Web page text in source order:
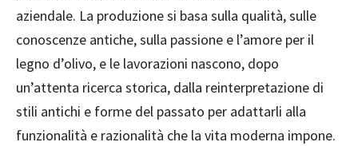
aziendale. La produzione si basa sulla qualità, sulle
conoscenze antiche, sulla passione e l’amore per il
legno d’olivo, e le lavorazioni nascono, dopo
un’attenta ricerca storica, dalla reinterpretazione di
stili antichi e forme del passato per adattarli alla
funzionalità e razionalità che la vita moderna impone.